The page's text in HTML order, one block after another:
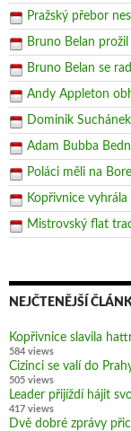
Pražský přebor
Bruno Belan
Bruno Belan se
Andy Appleton
Dominik
Adam Bubba
Poláci měli na
Kopřivnice
Mistrovský flat
NEJČTENĚJŠÍ
Kopřivnice slavila
584 views
Cizinci se valí do
505 views
Leader přijíždí hájit
417 views
Dvě dobré zprávy